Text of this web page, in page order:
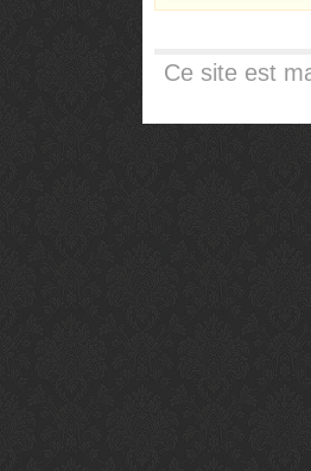
Ce site est